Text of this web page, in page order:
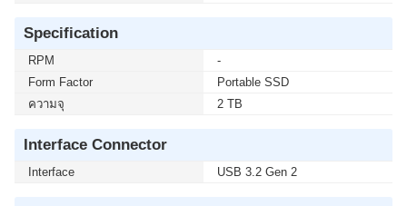
Specification
RPM
-
Form Factor
Portable SSD
ความจุ
2 TB
Interface Connector
Interface USB 3.2 Gen 2